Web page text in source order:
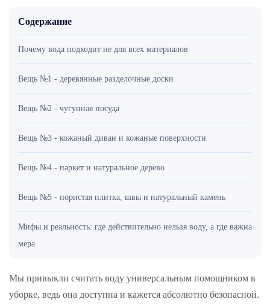
Содержание
Почему вода подходит не для всех материалов
Вещь №1 - деревянные разделочные доски
Вещь №2 - чугунная посуда
Вещь №3 - кожаный диван и кожаные поверхности
Вещь №4 - паркет и натуральное дерево
Вещь №5 - пористая плитка, швы и натуральный камень
Мифы и реальность: где действительно нельзя воду, а где важна
мера
Мы привыкли считать воду универсальным помощником в
уборке, ведь она доступна и кажется абсолютно безопасной.